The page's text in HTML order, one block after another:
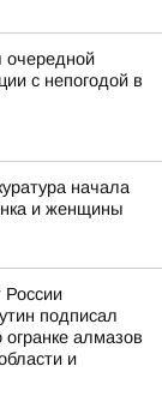
очередной
с непогодой в
начала
и женщины
России
подписал
огранке алмазов
и